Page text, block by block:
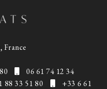
France
06 61 74 12 34
88 33 51 80
+33 6 61